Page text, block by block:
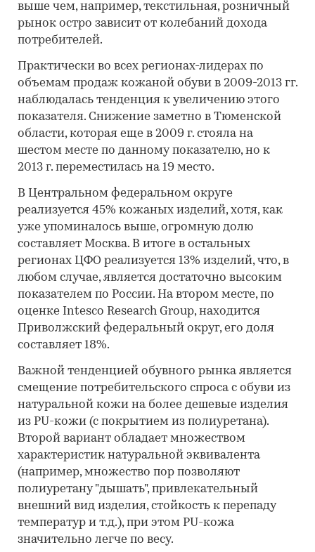
выше чем, например, текстильная, розничный
рынок остро зависит от колебаний дохода
потребителей.
Практически во всех регионах-лидерах по
объемам продаж кожаной обуви в 2009-2013 гг.
наблюдалась тенденция к увеличению этого
показателя. Снижение заметно в Тюменской
области, которая еще в 2009 г. стояла на
шестом месте по данному показателю, но к
2013 г. переместилась на 19 место.
В Центральном федеральном округе
реализуется 45% кожаных изделий, хотя, как
уже упоминалось выше, огромную долю
составляет Москва. В итоге в остальных
регионах ЦФО реализуется 13% изделий, что, в
любом случае, является достаточно высоким
показателем по России. На втором месте, по
оценке Intesco Research Group, находится
Приволжский федеральный округ, его доля
составляет 18%.
Важной тенденцией обувного рынка является
смещение потребительского спроса с обуви из
натуральной кожи на более дешевые изделия
из PU-кожи (с покрытием из полиуретана).
Второй вариант обладает множеством
характеристик натуральной эквивалента
(например, множество пор позволяют
полиуретану "дышать", привлекательный
внешний вид изделия, стойкость к перепаду
температур и т.д.), при этом PU-кожа
значительно легче по весу.